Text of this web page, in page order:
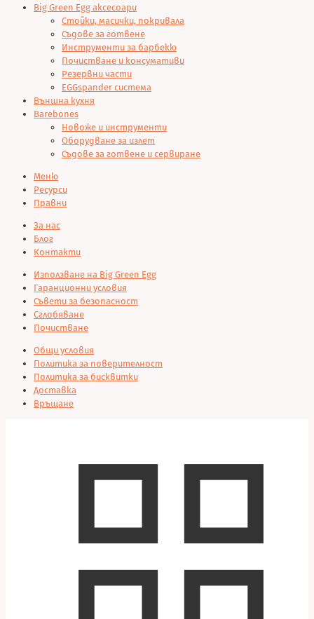
Big Green Egg аксесоари
Стойки, масички, покривала
Съдове за готвене
Инструменти за барбекю
Почистване и консумативи
Резервни части
EGGspander система
Външна кухня
Barebones
Новоже и инструменти
Оборудване за излет
Съдове за готвене и сервиране
Меню
Ресурси
Правни
За нас
Блог
Контакти
Използване на Big Green Egg
Гаранционни условия
Съвети за безопасност
Сглобяване
Почистване
Общи условия
Политика за поверителност
Политика за бисквитки
Доставка
Връщане